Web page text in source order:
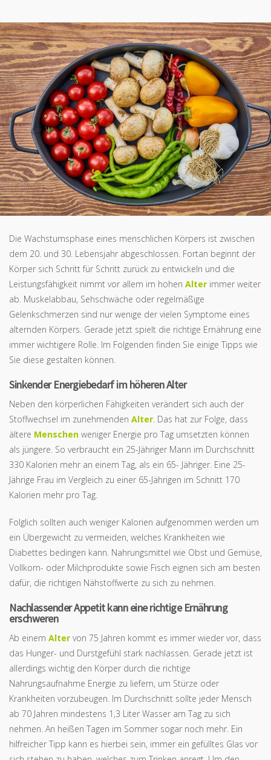
Die Wachstumsphase eines menschlichen Körpers ist zwischen
dem 20. und 30. Lebensjahr abgeschlossen. Fortan beginnt der
Körper sich Schritt für Schritt zurück zu entwickeln und die
Leistungsfähigkeit nimmt vor allem im hohen Alter immer weiter
ab. Muskelabbau, Sehschwäche oder regelmäßige
Gelenkschmerzen sind nur wenige der vielen Symptome eines
alternden Körpers. Gerade jetzt spielt die richtige Ernährung eine
immer wichtigere Rolle. Im Folgenden finden Sie einige Tipps wie
Sie diese gestalten können.
Sinkender Energiebedarf im höheren Alter
Neben den körperlichen Fähigkeiten verändert sich auch der
Stoffwechsel im zunehmenden Alter . Das hat zur Folge, dass
ältere Menschen weniger Energie pro Tag umsetzten können
als jüngere. So verbraucht ein 25-Jähriger Mann im Durchschnitt
330 Kalorien mehr an einem Tag, als ein 65- Jähriger. Eine 25-
Jährige Frau im Vergleich zu einer 65-Jährigen im Schnitt 170
Kalorien mehr pro Tag.
Folglich sollten auch weniger Kalorien aufgenommen werden um
ein Übergewicht zu vermeiden, welches Krankheiten wie
Diabettes bedingen kann. Nahrungsmittel wie Obst und Gemüse,
Vollkorn- oder Milchprodukte sowie Fisch eignen sich am besten
dafür, die richtigen Nähstoffwerte zu sich zu nehmen.
Nachlassender Appetit kann eine richtige Ernährung
erschweren
Ab einem Alter von 75 Jahren kommt es immer wieder vor, dass
das Hunger- und Durstgefühl stark nachlassen. Gerade jetzt ist
allerdings wichtig den Körper durch die richtige
Nahrungsaufnahme Energie zu liefern, um Stürze oder
Krankheiten vorzubeugen. Im Durchschnitt sollte jeder Mensch
ab 70 Jahren mindestens 1,3 Liter Wasser am Tag zu sich
nehmen. An heißen Tagen im Sommer sogar noch mehr. Ein
hilfreicher Tipp kann es hierbei sein, immer ein gefülltes Glas vor